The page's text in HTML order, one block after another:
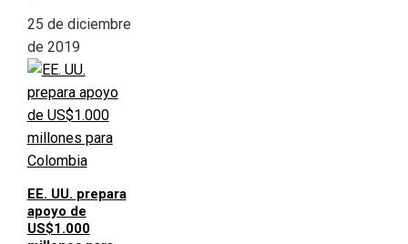
25 de diciembre
de 2019
EE. UU. prepara
apoyo de
US$1.000